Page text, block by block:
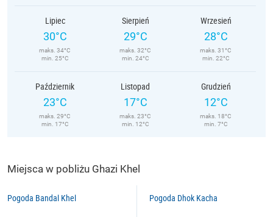
Lipiec
30°C
maks. 34°C
min. 25°C
Sierpień
29°C
maks. 32°C
min. 24°C
Wrzesień
28°C
maks. 31°C
min. 22°C
Październik
23°C
maks. 29°C
min. 17°C
Listopad
17°C
maks. 23°C
min. 12°C
Grudzień
12°C
maks. 18°C
min. 7°C
Miejsca w pobliżu Ghazi Khel
Pogoda Bandal Khel Pogoda Dhok Kacha